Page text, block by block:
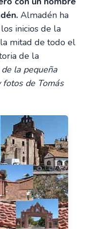
Almadén ha
inicios de la
mitad de todo el
de la
la pequeña
fotos de Tomás